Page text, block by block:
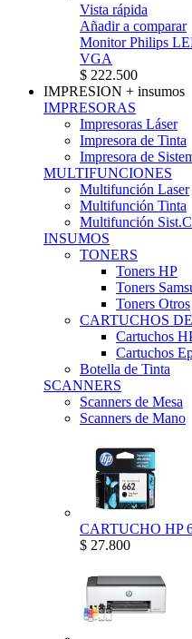
Vista rápida
Añadir a comparar
Monitor Philips
VGA
$ 222.500
IMPRESION + insumos
IMPRESORAS
Impresoras Láser
Impresora de Tinta
Impresora de
MULTIFUNCIONES
Multifunción Laser
Multifunción Tinta
Multifunción
INSUMOS
TONERS
Toners HP
Toners
Toners Otros
CARTUCHOS
Cartuchos
Cartuchos
Botella de Tinta
SCANNERS
Scanners de Mesa
Scanners de Mano
CARTUCHO HP
$ 27.800